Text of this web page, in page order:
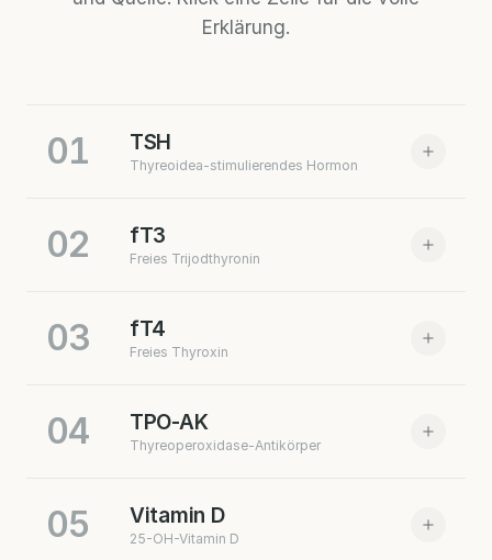
Erklärung.
01 TSH
Thyreoidea-stimulierendes Hormon
02 fT3
Freies Trijodthyronin
QUELLE: ENDOCRINE SOCIETY 2024
03 fT4
Freies Thyroxin
04 TPO-AK
Thyreoperoxidase-Antikörper
05 Vitamin D
25-OH-Vitamin D